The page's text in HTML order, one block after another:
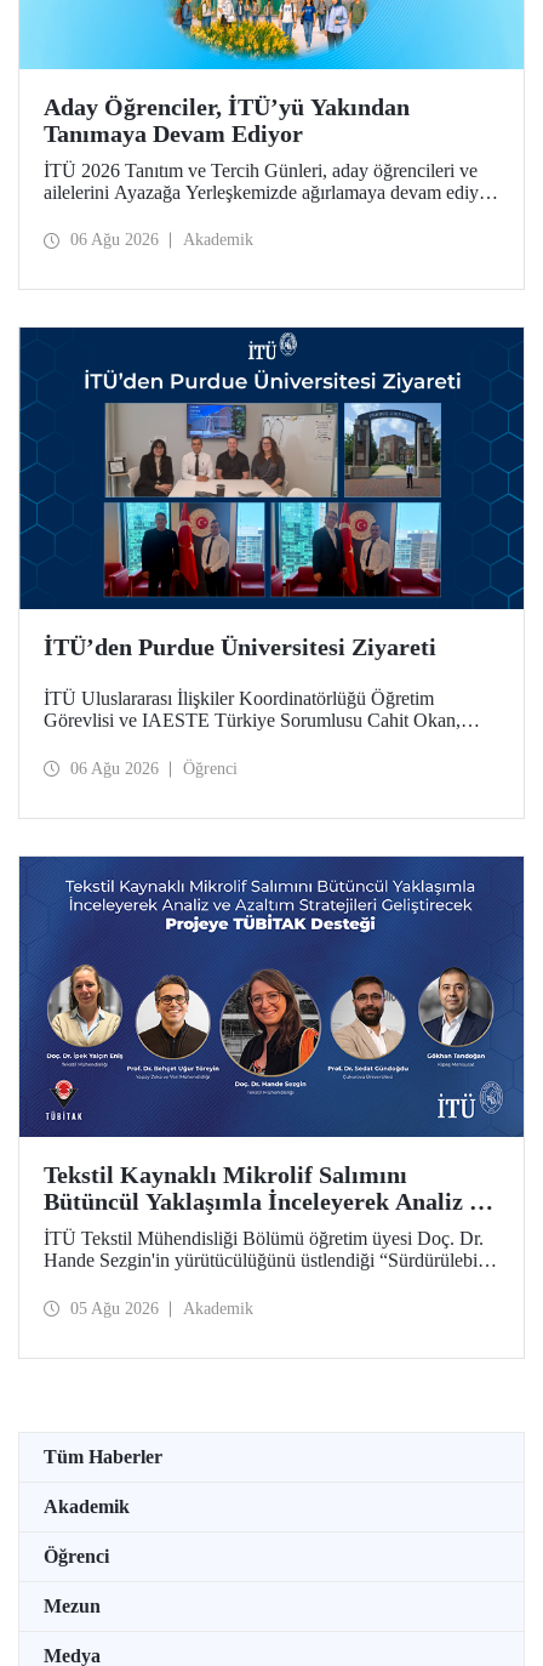
Aday Öğrenciler, İTÜ’yü Yakından
Tanımaya Devam Ediyor
İTÜ 2026 Tanıtım ve Tercih Günleri, aday öğrencileri ve
ailelerini Ayazağa Yerleşkemizde ağırlamaya devam ediyor.
ilgili fakülte ve birimler adaylara bilgi vermeye devam
06 Ağu 2026 Akademik
İTÜ’den Purdue Üniversitesi Ziyareti
İTÜ Uluslararası İlişkiler Koordinatörlüğü Öğretim
Görevlisi ve IAESTE Türkiye Sorumlusu Cahit Okan,
Temmuz tarihlerinde ABD’de dünyanın önde gelen
06 Ağu 2026 Öğrenci
Tekstil Kaynaklı Mikrolif Salımını
Bütüncül Yaklaşımla İnceleyerek Analiz ve
Azaltım Stratejileri Geliştirecek Projeye
TÜBİTAK Desteği
İTÜ Tekstil Mühendisliği Bölümü öğretim üyesi Doç. Dr.
Hande Sezgin'in yürütücülüğünü üstlendiği “Sürdürülebilir
Koşullarına Bağlı Mikrolif Salımı: Aşınma, UV Maruziyeti
05 Ağu 2026 Akademik
Tüm Haberler
Akademik
Öğrenci
Mezun
Medya